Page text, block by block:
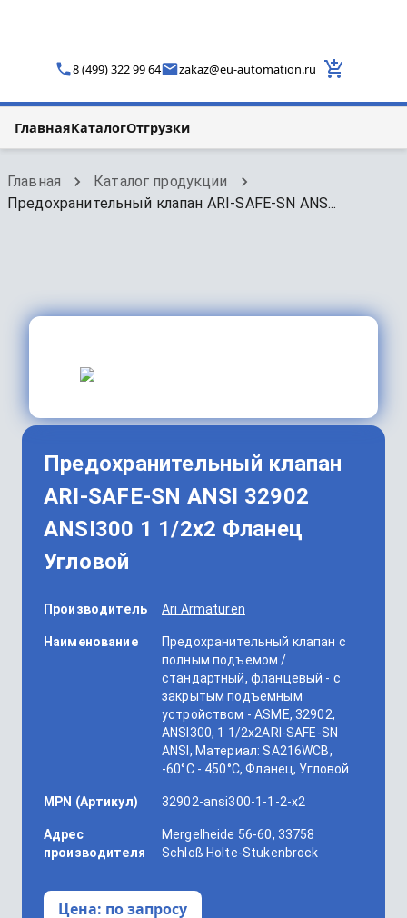
8 (499) 322 99 64 zakaz@eu-automation.ru
ГлавнаяКаталогОтгрузки
Главная
Каталог продукции
Предохранительный клапан ARI-SAFE-SN ANS...
Предохранительный клапан
ARI-SAFE-SN ANSI 32902
ANSI300 1 1/2x2 Фланец
Угловой
Производитель Ari Armaturen
Наименование
Предохранительный клапан с
полным подъемом /
стандартный, фланцевый - с
закрытым подъемным
устройством - ASME, 32902,
ANSI300, 1 1/2x2ARI-SAFE-SN
ANSI, Материал: SA216WCB,
-60°C - 450°C, Фланец, Угловой
MPN (Артикул) 32902-ansi300-1-1-2-x2
Адрес
производителя
Mergelheide 56-60, 33758
Schloß Holte-Stukenbrock
Цена: по запросу